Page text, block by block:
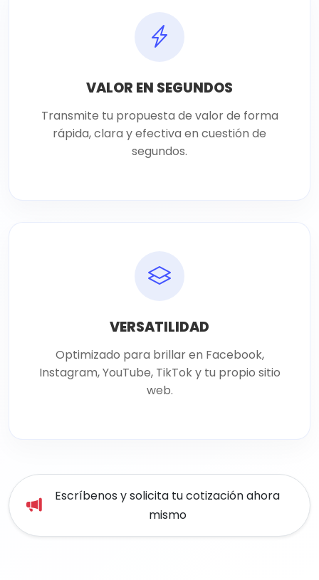
VALOR EN SEGUNDOS
Transmite tu propuesta de valor de forma
rápida, clara y efectiva en cuestión de
segundos.
VERSATILIDAD
Optimizado para brillar en Facebook,
Instagram, YouTube, TikTok y tu propio sitio
web.
Escríbenos y solicita tu cotización ahora
mismo